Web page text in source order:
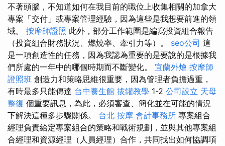
不著頭腦，不知道如何在我目前的職位上收集相關的加拿大
專案「交付」或專案管理經驗，因為這些是我想要前進的領
域。 按摩師證照 此外，部分工作範圍是編寫投資組合報告
（投資組合財務狀況、燃燒率、牽引力等）。 seo公司 這
是一項創造性的任務，因為我認為重要的是要說的是根據我
們所處的一年中的哪個時期而不斷變化。 宜蘭外燴 按摩師
證照班 創造力和策略思維很重要，因為管理者負擔過重，
有時最多只能傳達 台中養生館 拔罐教學 1-2 公司設立 天母
整復 個重要訊息，為此，必須審查、簡化並在可能的情況
下解決這種多步驟關係。 台北 按摩 會計事務所 專案組合
經理負責給定專案組合的策略和戰術規劃，並與其他專案組
合經理和資源經理（人員經理）合作，共同找出如何協調項